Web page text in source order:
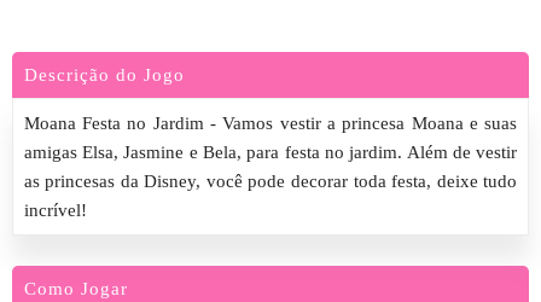
Descrição do Jogo
Moana Festa no Jardim - Vamos vestir a princesa Moana e suas
amigas Elsa, Jasmine e Bela, para festa no jardim. Além de vestir
as princesas da Disney, você pode decorar toda festa, deixe tudo
incrível!
Como Jogar